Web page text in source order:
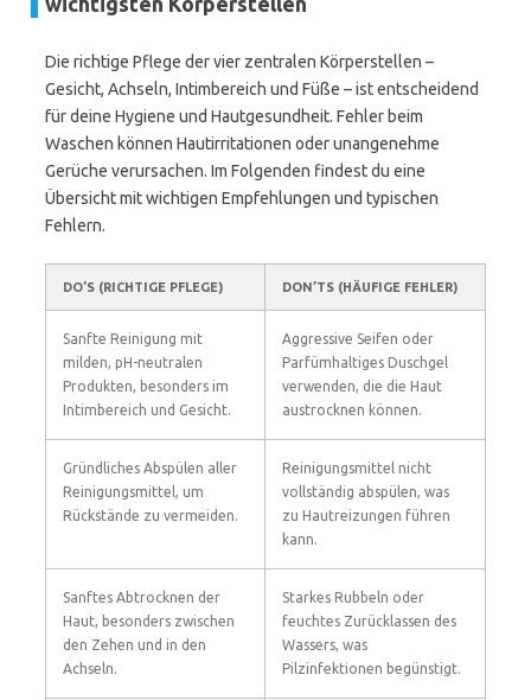
Die richtige Pflege der vier zentralen Körperstellen –
Gesicht, Achseln, Intimbereich und Füße – ist entscheidend
für deine Hygiene und Hautgesundheit. Fehler beim
Waschen können Hautirritationen oder unangenehme
Gerüche verursachen. Im Folgenden findest du eine
Übersicht mit wichtigen Empfehlungen und typischen
Fehlern.
DO’S (RICHTIGE PFLEGE) DON’TS (HÄUFIGE FEHLER)
Sanfte Reinigung mit
milden, pH-neutralen
Produkten, besonders im
Intimbereich und Gesicht.
Aggressive Seifen oder
Parfümhaltiges Duschgel
verwenden, die die Haut
austrocknen können.
Gründliches Abspülen aller
Reinigungsmittel, um
Rückstände zu vermeiden.
Reinigungsmittel nicht
vollständig abspülen, was
zu Hautreizungen führen
kann.
Sanftes Abtrocknen der
Haut, besonders zwischen
den Zehen und in den
Achseln.
Starkes Rubbeln oder
feuchtes Zurücklassen des
Wassers, was
Pilzinfektionen begünstigt.